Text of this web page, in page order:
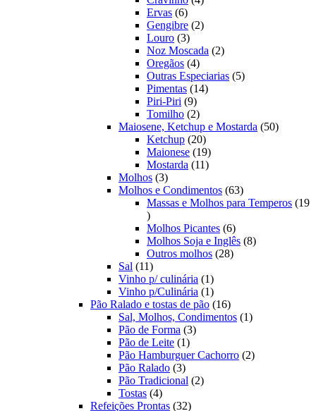
Ervas 66
produtos
Gengibre 22
Louro 33
produtos
Noz Moscada 22
Oregãos 44
produtos
Outras Especiarias 55
Pimentas 1414
Piri-Piri 99
produtos
Tomilho 22
produtos
Maiosene, Ketchup e Mostarda 5050
Ketchup 2020
produtos
Maionese 1919
produtos
Mostarda 1111
Molhos 33
produtos
Molhos e Condimentos 6363
produtos
Massas e Molhos para Temperos 19
19
produtos
Molhos Picantes 66
produtos
Molhos Soja e Inglês 88
Outros molhos 2828
Sal 1111
produtos
Vinho p/ culinária 11
produto
Vinho p/Culinária 11
produto
Pão Ralado e tostas de pão 1616
produtos
Sal, Molhos, Condimentos 11
Pão de Forma 33
Pão de Leite 11
produto
Pão Hamburguer Cachorro 22
Pão Ralado 33
produtos
Pão Tradicional 22
Tostas 44
produtos
Refeições Prontas 3232